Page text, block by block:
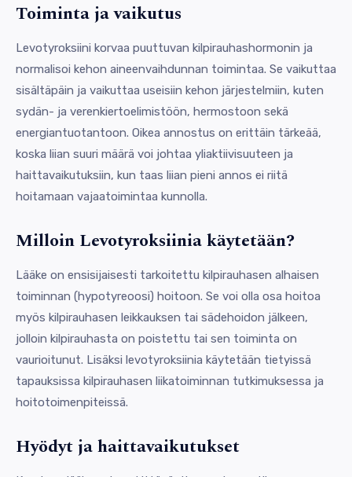
Toiminta ja vaikutus
Levotyroksiini korvaa puuttuvan kilpirauhashormonin ja
normalisoi kehon aineenvaihdunnan toimintaa. Se vaikuttaa
sisältäpäin ja vaikuttaa useisiin kehon järjestelmiin, kuten
sydän- ja verenkiertoelimistöön, hermostoon sekä
energiantuotantoon. Oikea annostus on erittäin tärkeää,
koska liian suuri määrä voi johtaa yliaktiivisuuteen ja
haittavaikutuksiin, kun taas liian pieni annos ei riitä
hoitamaan vajaatoimintaa kunnolla.
Milloin Levotyroksiinia käytetään?
Lääke on ensisijaisesti tarkoitettu kilpirauhasen alhaisen
toiminnan (hypotyreoosi) hoitoon. Se voi olla osa hoitoa
myös kilpirauhasen leikkauksen tai sädehoidon jälkeen,
jolloin kilpirauhasta on poistettu tai sen toiminta on
vaurioitunut. Lisäksi levotyroksiinia käytetään tietyissä
tapauksissa kilpirauhasen liikatoiminnan tutkimuksessa ja
hoitotoimenpiteissä.
Hyödyt ja haittavaikutukset